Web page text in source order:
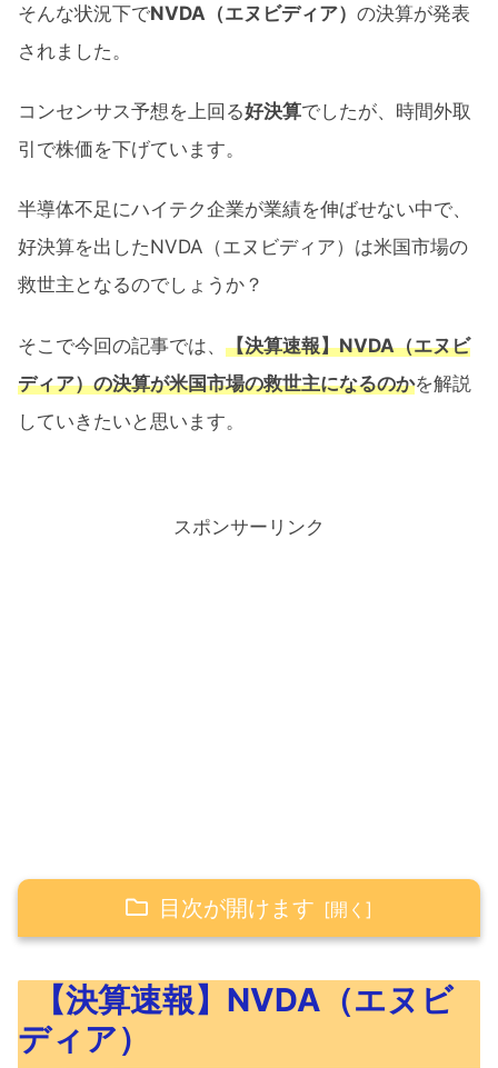
そんな状況下でNVDA（エヌビディア） の決算が発表
されました。
コンセンサス予想を上回る好決算でしたが、時間外取
引で株価を下げています。
半導体不足にハイテク企業が業績を伸ばせない中で、
好決算を出したNVDA（エヌビディア）は米国市場の
救世主となるのでしょうか？
そこで今回の記事では、 【決算速報】NVDA（エヌビ
ディア）の決算が米国市場の救世主になるのかを解説
していきたいと思います。
スポンサーリンク
目次が開けます
NVDA（エヌビディア）の決算速報
NVDA（エヌビディア）ってどんな企
【決算速報】NVDA（エヌビ
ディア）